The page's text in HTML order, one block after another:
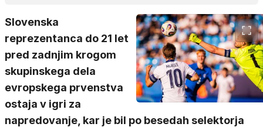
Slovenska
reprezentanca do 21 let
pred zadnjim krogom
skupinskega dela
evropskega prvenstva
ostaja v igri za
napredovanje, kar je bil po besedah selektorja